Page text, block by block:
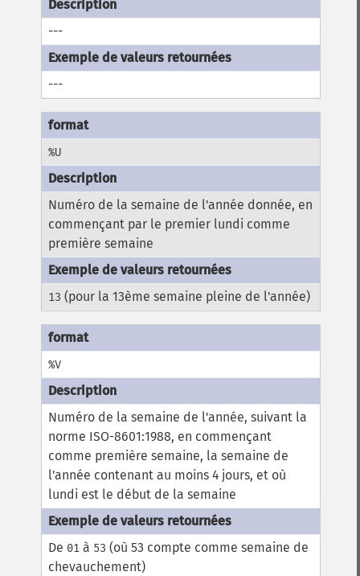
---
---
%U
Numéro de la semaine de l'année donnée, en
commençant par le premier lundi comme
première semaine
13 (pour la 13ème semaine pleine de l'année)
%V
Numéro de la semaine de l'année, suivant la
norme ISO-8601:1988, en commençant
comme première semaine, la semaine de
l'année contenant au moins 4 jours, et où
lundi est le début de la semaine
De 01 à 53 (où 53 compte comme semaine de
chevauchement)